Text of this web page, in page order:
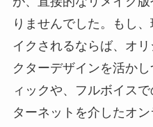
りませんでした。もし
イクされるならば、オ
クターデザインを活か
ィックや、フルボイス
ターネットを介したオ